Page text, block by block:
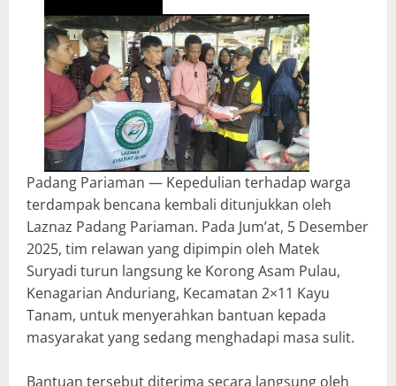
Padang Pariaman — Kepedulian terhadap warga
terdampak bencana kembali ditunjukkan oleh
Laznaz Padang Pariaman. Pada Jum’at, 5 Desember
2025, tim relawan yang dipimpin oleh Matek
Suryadi turun langsung ke Korong Asam Pulau,
Kenagarian Anduriang, Kecamatan 2×11 Kayu
Tanam, untuk menyerahkan bantuan kepada
masyarakat yang sedang menghadapi masa sulit.
Bantuan tersebut diterima secara langsung oleh